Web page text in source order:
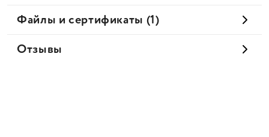
Файлы и сертификаты (1)
Отзывы